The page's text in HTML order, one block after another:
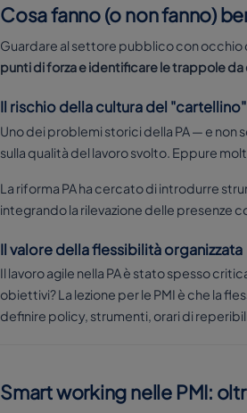
Cosa fanno (o non fanno)
Guardare al settore pubblico con
punti di forza e identificare le trappole da
Il rischio della cultura del "cartellino"
Uno dei problemi storici della PA — e non
sulla qualità del lavoro svolto. Eppure
La riforma PA ha cercato di introdurre
integrando la rilevazione delle presenze
Il valore della flessibilità organizzata
Il lavoro agile nella PA è stato spesso
obiettivi? La lezione per le PMI è che la
definire policy, strumenti, orari di
Smart working nelle PMI: